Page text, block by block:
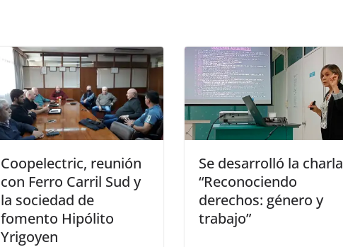
Coopelectric, reunión
con Ferro Carril Sud y
la sociedad de
fomento Hipólito
Yrigoyen
Se desarrolló la charla
“Reconociendo
derechos: género y
trabajo”